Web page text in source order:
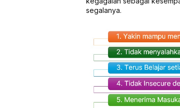
segalanya.